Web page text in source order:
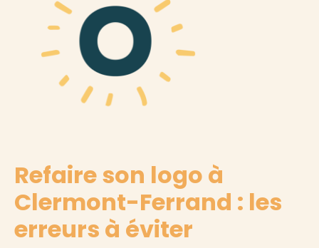
Refaire son logo à
Clermont-Ferrand : les
erreurs à éviter